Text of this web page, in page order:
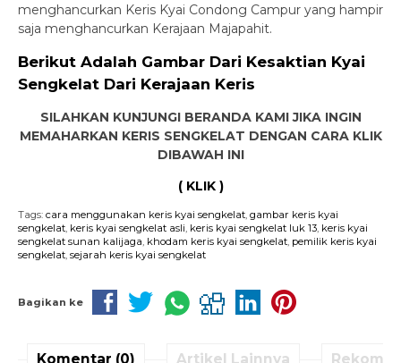
menghancurkan Keris Kyai Condong Campur yang hampir
saja menghancurkan Kerajaan Majapahit.
Berikut Adalah Gambar Dari Kesaktian Kyai
Sengkelat Dari Kerajaan Keris
SILAHKAN KUNJUNGI BERANDA KAMI JIKA INGIN
MEMAHARKAN KERIS SENGKELAT DENGAN CARA KLIK
DIBAWAH INI
( KLIK )
Tags: cara menggunakan keris kyai sengkelat, gambar keris kyai
sengkelat, keris kyai sengkelat asli, keris kyai sengkelat luk 13, keris kyai
sengkelat sunan kalijaga, khodam keris kyai sengkelat, pemilik keris kyai
sengkelat, sejarah keris kyai sengkelat
Bagikan ke
Komentar (0) Artikel Lainnya